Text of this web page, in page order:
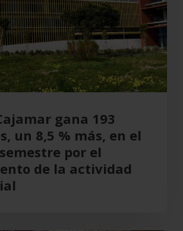
gana 193
un 8,5 % más, en el
por el
de la actividad